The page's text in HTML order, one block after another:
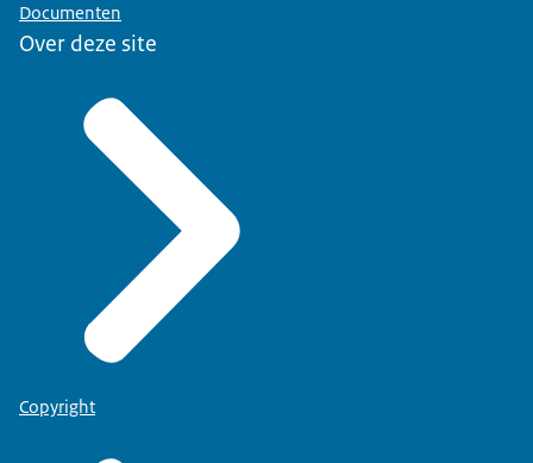
Documenten
Over deze site
Copyright